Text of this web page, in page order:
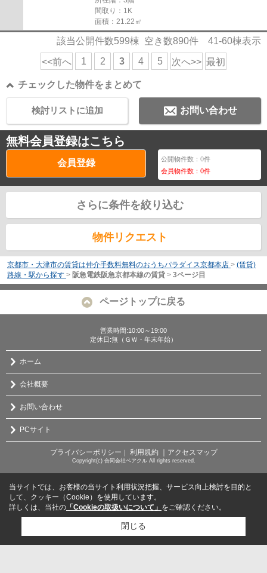
間取り：1K
面積：21.22㎡
該当公開件数599棟 空き数890件 41-60棟表示
<<前へ 1 2 3 4 5 次へ>> 最初
チェックした物件をまとめて
お問い合わせ
検討リストに追加
無料会員登録はこちら
会員登録 公開物件数：0件
会員物件数：0件
さらに条件を絞り込む
物件リクエスト
京都市・大津市の賃貸は仲介手数料無料のおうちパラダイス京都本店 > (賃貸)
路線・駅から探す > 阪急電鉄阪急京都本線の賃貸 > 3ページ目
ページトップに戻る
営業時間:10:00～19:00
定休日:無（ＧＷ・年末年始）
ホーム
会社概要
お問い合わせ
PCサイト
プライバシーポリシー ｜ 利用規約 ｜アクセスマップ
Copyright(c) 合同会社ベアクル All rights reserved.
当サイトでは、お客様の当サイト利用状況把握、サービス向上検討を目的と
して、クッキー（Cookie）を使用しています。
詳しくは、当社の 「Cookieの取扱いについて」 をご確認ください。
閉じる